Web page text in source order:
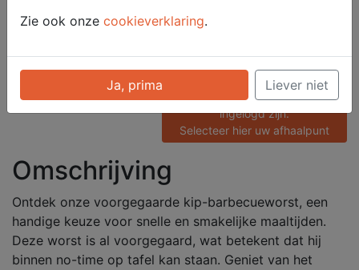
Categorie
Barbecue
Voor onze prijzen moet u
ingelogd zijn.
Selecteer hier uw afhaalpunt
Omschrijving
Ontdek onze voorgegaarde kip-barbecueworst, een
handige keuze voor snelle en smakelijke maaltijden.
Deze worst is al voorgegaard, wat betekent dat hij
binnen no-time op tafel kan staan. Geniet van het
Zie ook onze cookieverklaring.
Ja, prima Liever niet